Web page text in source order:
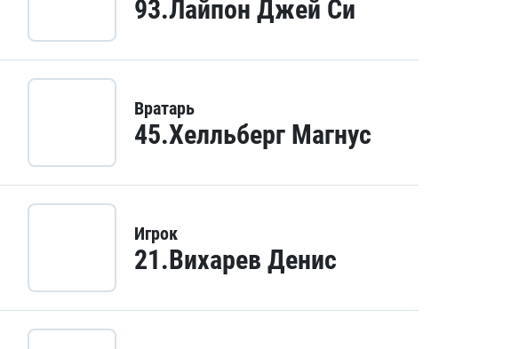
93.Лайпон Джей Си
Вратарь
45.Хелльберг Магнус
Игрок
21.Вихарев Денис